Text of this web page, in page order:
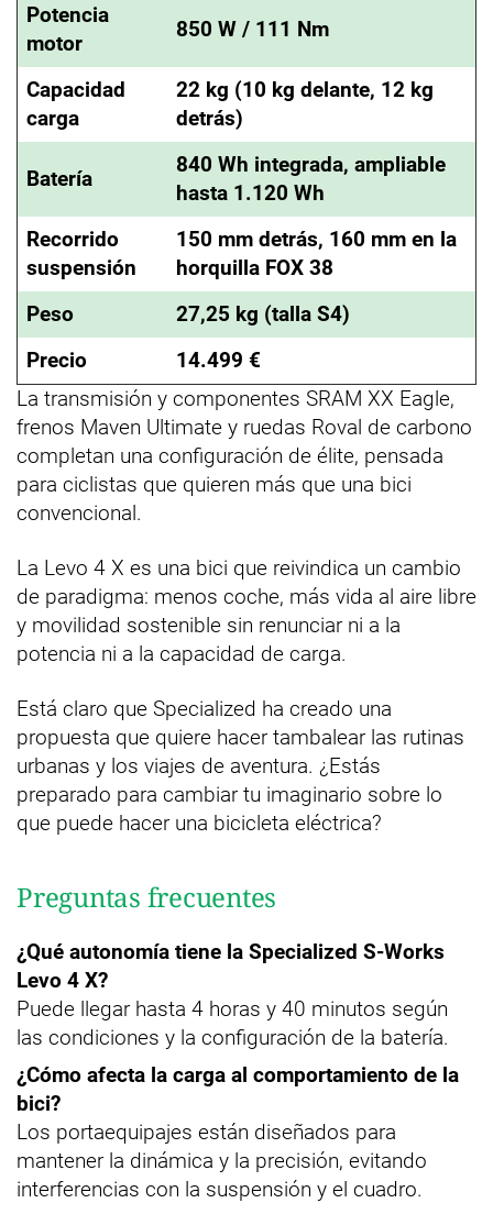
Potencia
motor
850 W / 111 Nm
Capacidad
carga
22 kg (10 kg delante, 12 kg
detrás)
Batería
840 Wh integrada, ampliable
hasta 1.120 Wh
Recorrido
suspensión
150 mm detrás, 160 mm en la
horquilla FOX 38
Peso
27,25 kg (talla S4)
Precio
14.499 €
La transmisión y componentes SRAM XX Eagle,
frenos Maven Ultimate y ruedas Roval de carbono
completan una configuración de élite, pensada
para ciclistas que quieren más que una bici
convencional.
La Levo 4 X es una bici que reivindica un cambio
de paradigma: menos coche, más vida al aire libre
y movilidad sostenible sin renunciar ni a la
potencia ni a la capacidad de carga.
Está claro que Specialized ha creado una
propuesta que quiere hacer tambalear las rutinas
urbanas y los viajes de aventura. ¿Estás
preparado para cambiar tu imaginario sobre lo
que puede hacer una bicicleta eléctrica?
Preguntas frecuentes
¿Qué autonomía tiene la Specialized S-Works
Levo 4 X?
Puede llegar hasta 4 horas y 40 minutos según
las condiciones y la configuración de la batería.
¿Cómo afecta la carga al comportamiento de la
bici?
Los portaequipajes están diseñados para
mantener la dinámica y la precisión, evitando
interferencias con la suspensión y el cuadro.